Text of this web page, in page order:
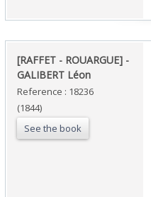
‎[RAFFET - ROUARGUE] - ‎
‎GALIBERT Léon‎
Reference : 18236
(1844)
See the book